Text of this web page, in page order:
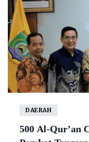
DAERAH
500 Al-Qur’an